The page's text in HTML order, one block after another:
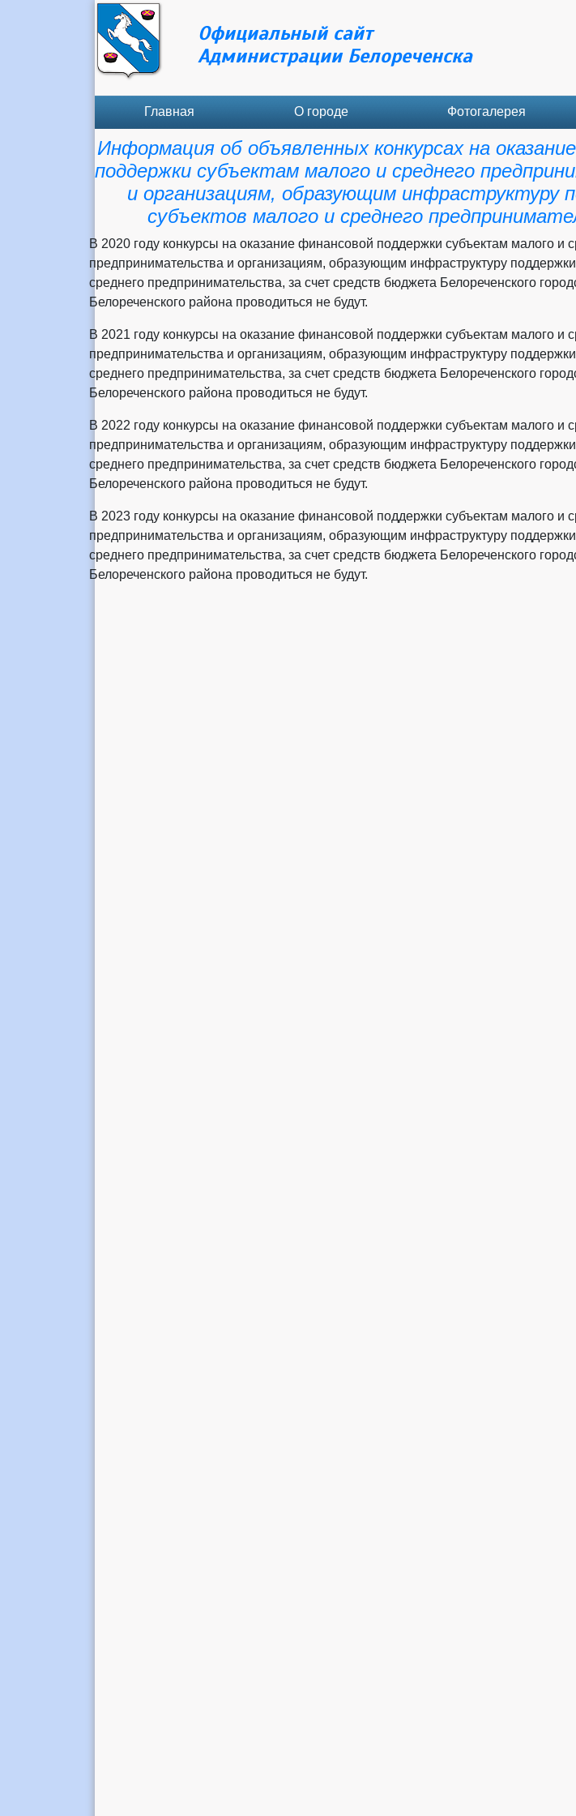
Официальный сайт
Администрации Белореченска
Главная О городе Фотогалерея
Информация об объявленных конкурсах на
поддержки субъектам малого и среднего
и организациям, образующим инфраструктуру
субъектов малого и среднего
В 2020 году конкурсы на оказание финансовой поддержки субъектам малого и
предпринимательства и организациям, образующим инфраструктуру
среднего предпринимательства, за счет средств бюджета Белореченского
Белореченского района проводиться не будут.
В 2021 году конкурсы на оказание финансовой поддержки субъектам малого и
предпринимательства и организациям, образующим инфраструктуру
среднего предпринимательства, за счет средств бюджета Белореченского
Белореченского района проводиться не будут.
В 2022 году конкурсы на оказание финансовой поддержки субъектам малого и
предпринимательства и организациям, образующим инфраструктуру
среднего предпринимательства, за счет средств бюджета Белореченского
Белореченского района проводиться не будут.
В 2023 году конкурсы на оказание финансовой поддержки субъектам малого и
предпринимательства и организациям, образующим инфраструктуру
среднего предпринимательства, за счет средств бюджета Белореченского
Белореченского района проводиться не будут.